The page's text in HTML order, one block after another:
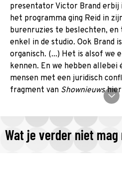
presentator Victor Brand erbij
het programma ging Reid in
burenruzies te beslechten,
enkel in de studio. Ook Brand
organisch. (...) Het is alsof we
kennen. En we hebben allebei
mensen met een juridisch
fragment van Shownieuws
Wat je verder niet mag